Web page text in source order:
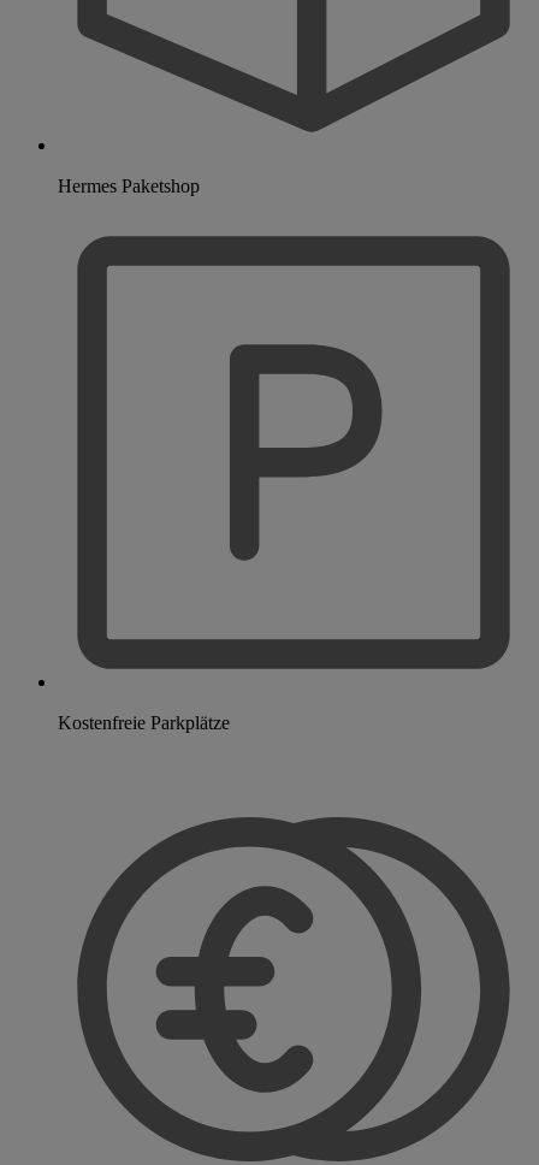
Hermes Paketshop
Kostenfreie Parkplätze